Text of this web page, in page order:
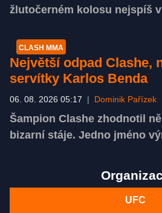
žlutočerném kolosu nejspíš
CLASH MMA
Největší odpad Clashe,
servítky Karlos Benda
06. 08. 2026 05:17 Dominik Pařízek
Šampion Clashe zhodnotil
bizarní stáje. Jedno jméno
UFC